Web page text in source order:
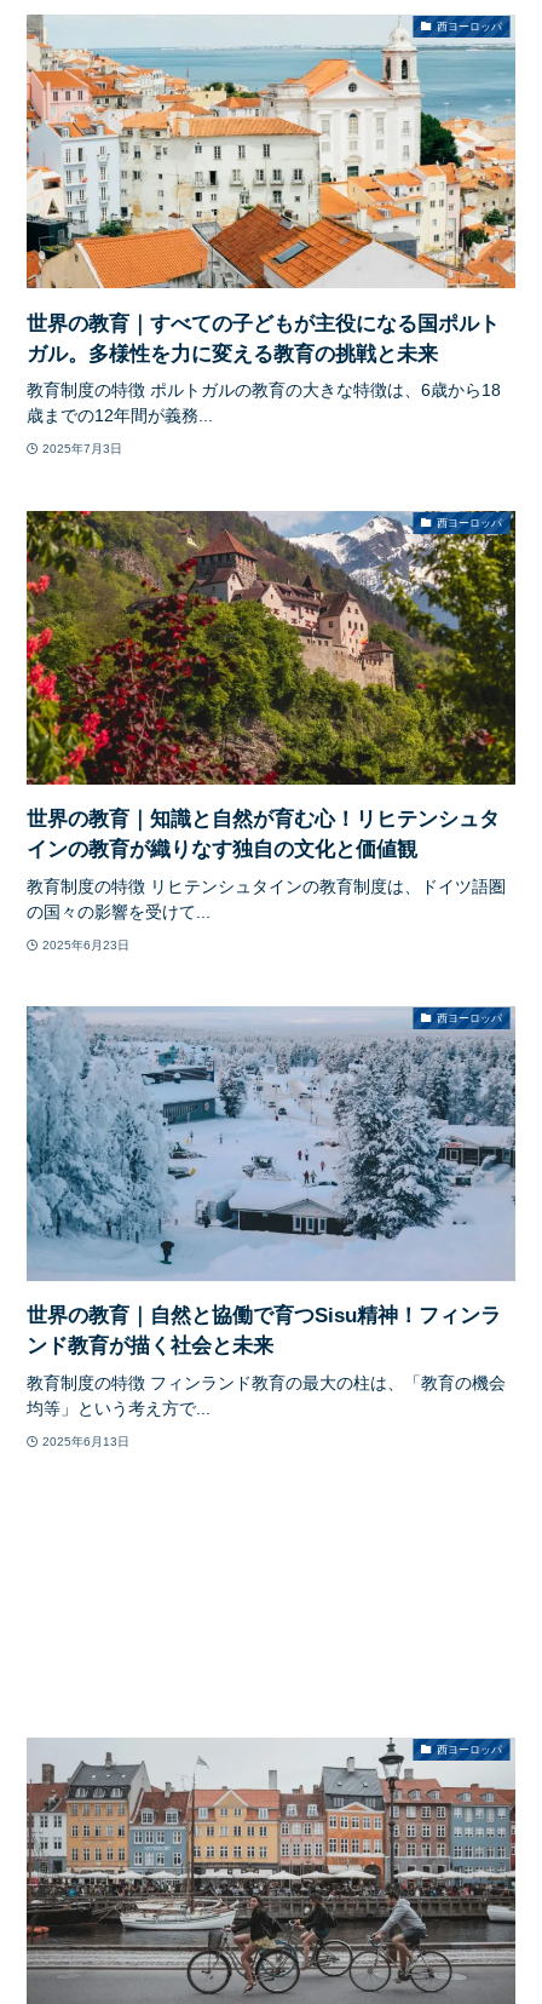
西ヨーロッパ
世界の教育｜すべての子どもが主役になる国ポルト
ガル。多様性を力に変える教育の挑戦と未来
教育制度の特徴 ポルトガルの教育の大きな特徴は、6歳から18
歳までの12年間が義務...
2025年7月3日
西ヨーロッパ
世界の教育｜知識と自然が育む心！リヒテンシュタ
インの教育が織りなす独自の文化と価値観
教育制度の特徴 リヒテンシュタインの教育制度は、ドイツ語圏
の国々の影響を受けて...
2025年6月23日
西ヨーロッパ
世界の教育｜自然と協働で育つSisu精神！フィンラ
ンド教育が描く社会と未来
教育制度の特徴 フィンランド教育の最大の柱は、「教育の機会
均等」という考え方で...
2025年6月13日
西ヨーロッパ